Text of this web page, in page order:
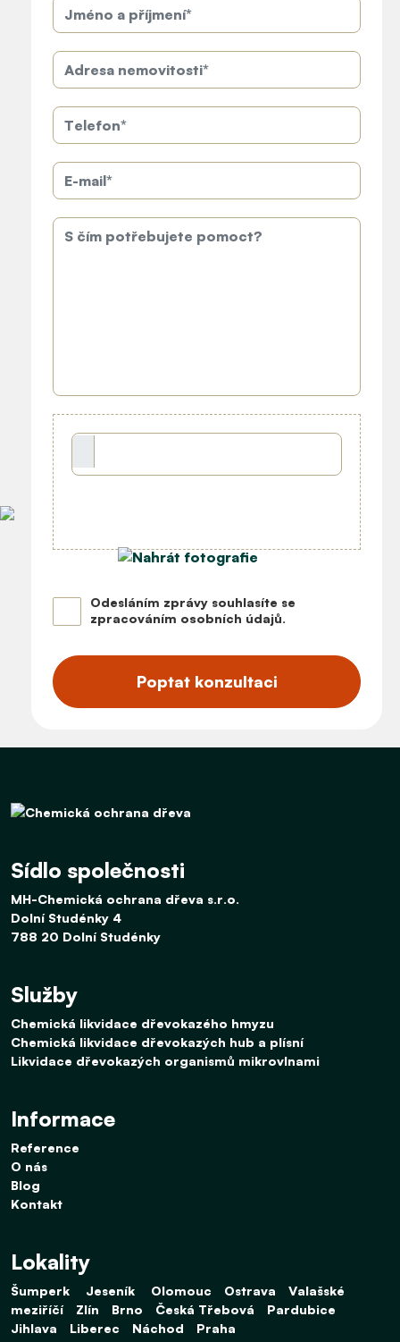
Odesláním zprávy souhlasíte se
zpracováním osobních údajů.
Poptat konzultaci
Sídlo společnosti
MH-Chemická ochrana dřeva s.r.o.
Dolní Studénky 4
788 20 Dolní Studénky
Služby
Chemická likvidace dřevokazého hmyzu
Chemická likvidace dřevokazých hub a plísní
Likvidace dřevokazých organismů mikrovlnami
Informace
Reference
O nás
Blog
Kontakt
Lokality
Šumperk Jeseník Olomouc Ostrava
Valašské
meziříčí
Zlín Brno Česká Třebová
Pardubice
Jihlava
Liberec Náchod Praha